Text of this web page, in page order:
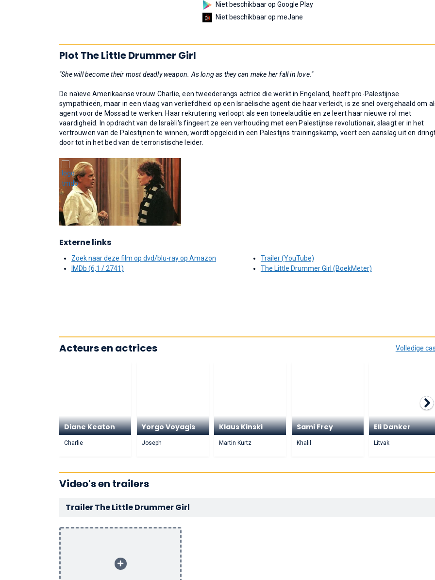
Niet beschikbaar op Google Play
Niet beschikbaar op meJane
Plot The Little Drummer Girl
"She will become their most deadly weapon. As long as they can make her fall in love."
De naïeve Amerikaanse vrouw Charlie, een tweederangs actrice die werkt in Engeland, heeft pro-Palestijnse
sympathieën, maar in een vlaag van verliefdheid op een Israëlische agent die haar verleidt, is ze snel overgehaald om
agent voor de Mossad te werken. Haar rekrutering verloopt als een toneelauditie en ze leert haar nieuwe rol met
vaardigheid. In opdracht van de Israëli's fingeert ze een verhouding met een Palestijnse revolutionair, slaagt er in het
vertrouwen van de Palestijnen te winnen, wordt opgeleid in een Palestijns trainingskamp, voert een aanslag uit en
door tot in het bed van de terroristische leider.
Externe links
Zoek naar deze film op dvd/blu-ray op Amazon
IMDb (6,1 / 2741)
Trailer (YouTube)
The Little Drummer Girl (BoekMeter)
Volledige
Acteurs en actrices
Diane Keaton
Charlie
Yorgo Voyagis
Joseph
Klaus Kinski
Martin Kurtz
Sami Frey
Khalil
Eli Danker
Litvak
Video's en trailers
Trailer The Little Drummer Girl